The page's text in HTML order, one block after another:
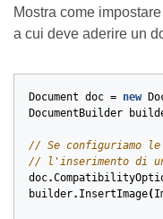
Mostra come
a cui deve aderire un
Document doc = new
DocumentBuilder
// Se configuriamo
// l'inserimento di
doc.
builder. InsertImage(